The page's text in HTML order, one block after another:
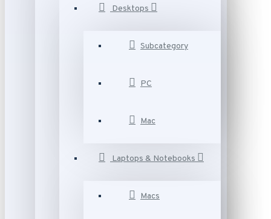
Desktops
Subcategory
PC
Mac
Laptops & Notebooks
Macs